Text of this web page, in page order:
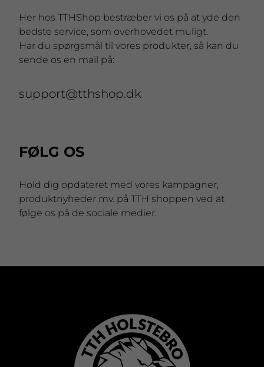
Her hos TTHShop bestræber vi os på at yde den
bedste service, som overhovedet muligt.
Har du spørgsmål til vores produkter, så kan du
sende os en mail på:
support@tthshop.dk
FØLG OS
Hold dig opdateret med vores kampagner,
produktnyheder mv. på TTH shoppen ved at
følge os på de sociale medier.